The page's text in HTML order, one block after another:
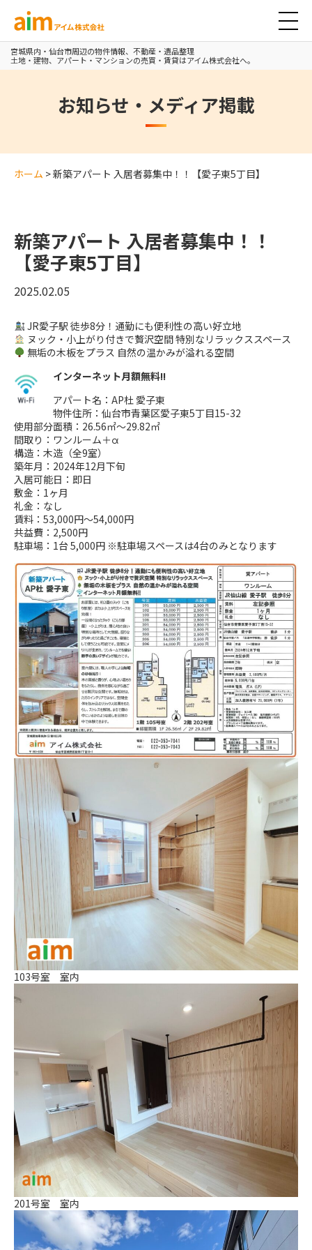
宮城県内・仙台市周辺の物件情報、不動産・遺品整理
土地・建物、アパート・マンションの売買・賃貸はアイム株式会社へ。
お知らせ・メディア掲載
ホーム >新築アパート 入居者募集中！！【愛子東5丁目】
新築アパート 入居者募集中！！
【愛子東5丁目】
2025.02.05
JR愛子駅 徒歩8分！通勤にも便利性の高い好立地
ヌック・小上がり付きで贅沢空間 特別なリラックススペース
無垢の木板をプラス 自然の温かみが溢れる空間
インターネット月額無料!!
アパート名：AP杜 愛子東
物件住所：仙台市青葉区愛子東5丁目15-32
使用部分面積：26.56㎡～29.82㎡
間取り：ワンルーム＋α
構造：木造（全9室）
築年月：2024年12月下旬
入居可能日：即日
敷金：1ヶ月
礼金：なし
賃料：53,000円～54,000円
共益費：2,500円
駐車場：1台 5,000円 ※駐車場スペースは4台のみとなります
103号室 室内
201号室 室内